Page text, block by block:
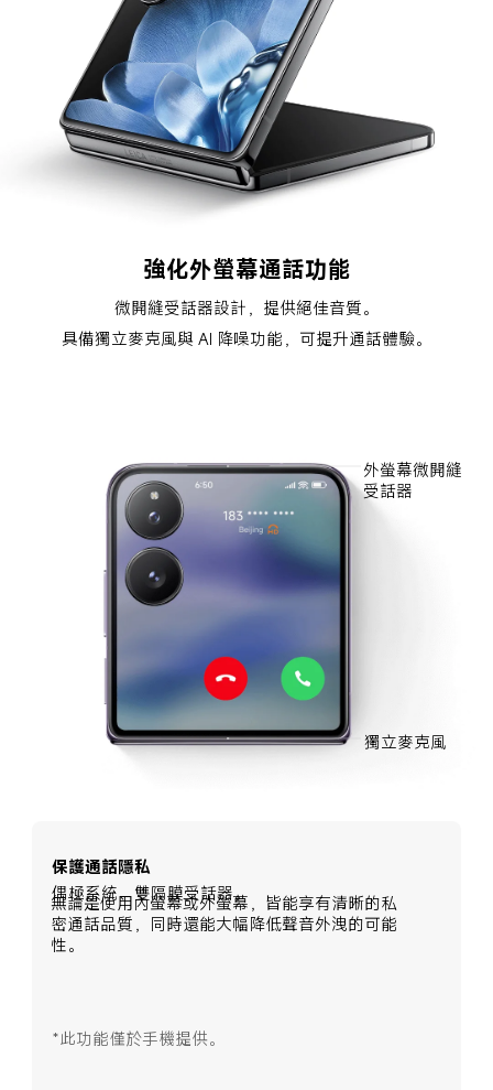
強化外螢幕通話功能
微開縫受話器設計，提供絕佳音質。
具備獨立麥克風與 AI 降噪功能，可提升通話體驗。
外螢幕微開縫
受話器
獨立麥克風
保護通話隱私
無論是使用內螢幕或外螢幕，皆能享有清晰的私
密通話品質，同時還能大幅降低聲音外洩的可能
性。
*此功能僅於手機提供。